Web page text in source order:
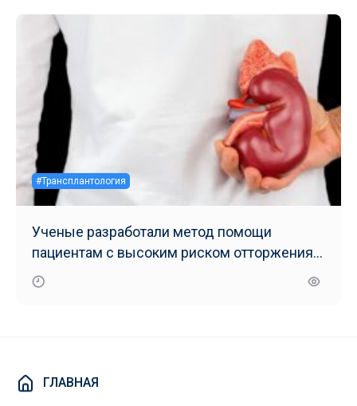
#Трансплантология
Ученые разработали метод помощи
пациентам с высоким риском отторжения
донорских органов
ГЛАВНАЯ